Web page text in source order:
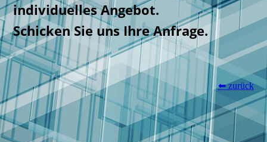
individuelles Angebot.
Schicken Sie uns Ihre Anfrage.
⬅ zurück